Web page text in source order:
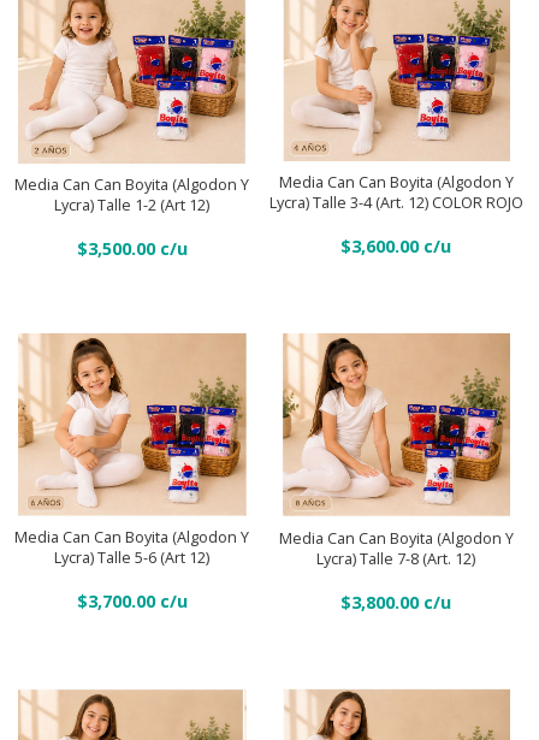
lycra)
talle
(Art.
12)
quantity
(Art.
12)
quantity
Media Can Can Boyita (Algodon Y
Lycra) Talle 1-2 (Art 12)
$3,500.00
Media
can
can
Boyita
(Algodon
1-
(Art
12)
quantity
Añadir Al Carrito
Media Can Can Boyita (Algodon Y
Lycra) Talle 3-4 (Art. 12) COLOR ROJO
$3,600.00
Media
can
can
Boyita
(Algodon
3-
(Art.
12)
COLOR
ROJO
quantity
Añadir Al Carrito
Media Can Can Boyita (Algodon Y
Lycra) Talle 5-6 (Art 12)
$3,700.00
Media
can
can
Boyita
(Algodon
5-
Añadir Al Carrito
Media Can Can Boyita (Algodon Y
Lycra) Talle 7-8 (Art. 12)
$3,800.00
Media
can
can
Boyita
(Algodon
7-
Añadir Al Carrito